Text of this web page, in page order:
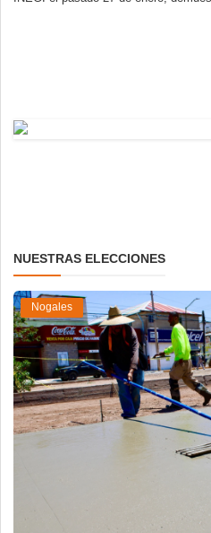
NUESTRAS ELECCIONES
Nogales